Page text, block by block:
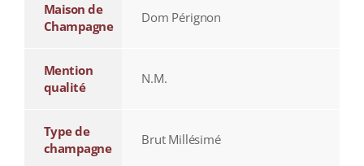
Maison de
Champagne
Dom Pérignon
Mention
qualité
N.M.
Type de
champagne
Brut Millésimé